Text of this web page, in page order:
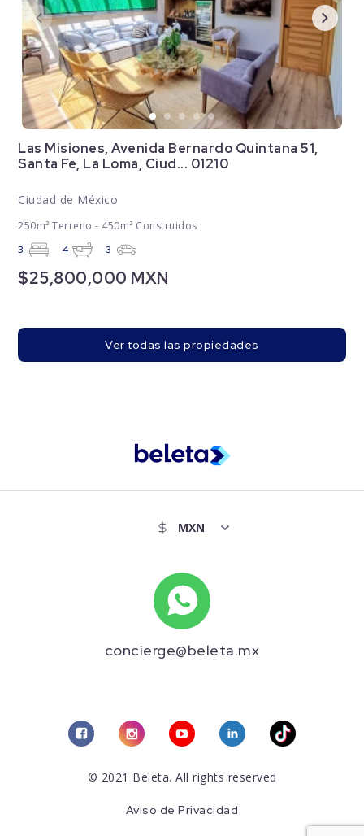
Las Misiones, Avenida Bernardo Quintana 51,
Santa Fe, La Loma, Ciud... 01210
Ciudad de México
250m² Terreno - 450m² Construidos
3 4 3
$25,800,000 MXN
Ver todas las propiedades
concierge@beleta.mx
© 2021 Beleta. All rights reserved
Aviso de Privacidad